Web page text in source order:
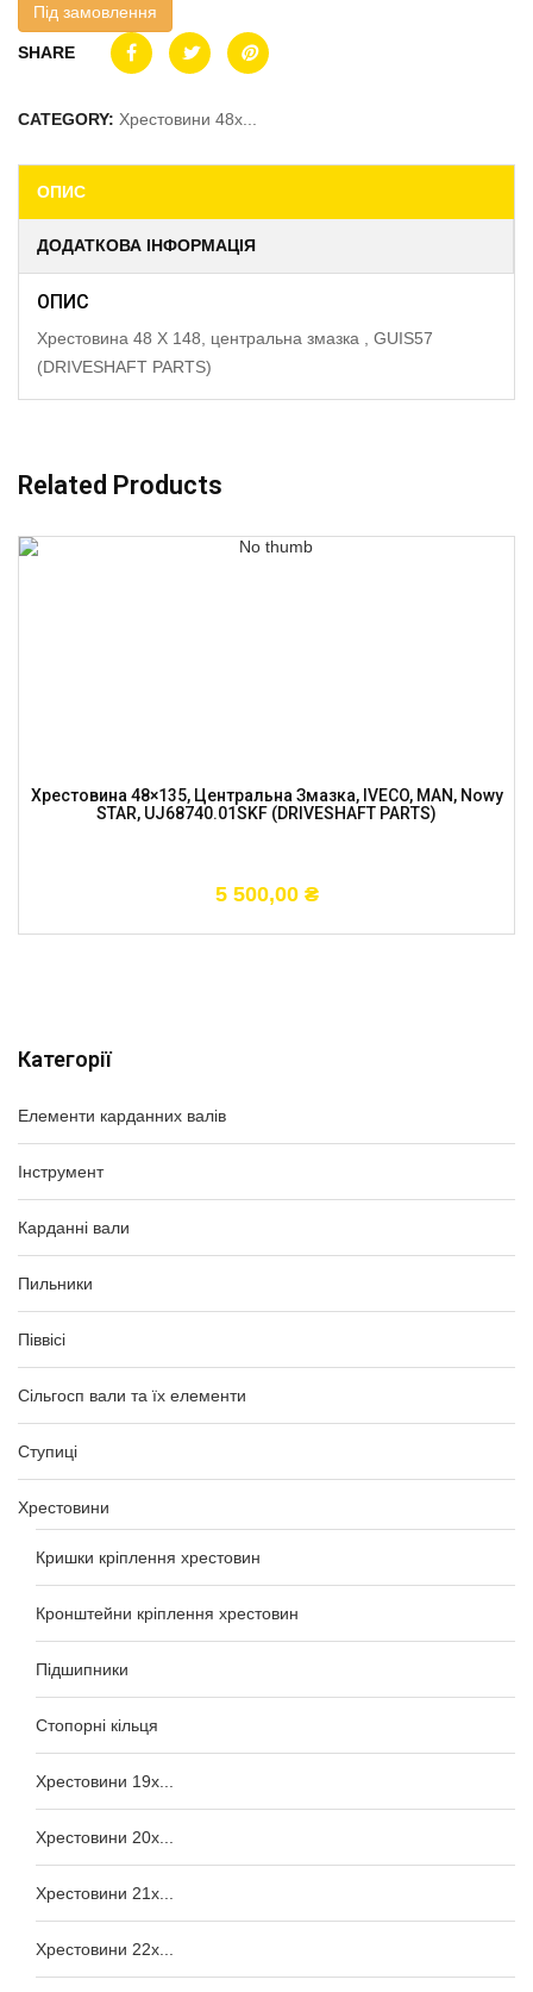
Категорії
Елементи карданних валів
Інструмент
Карданні вали
Пильники
Піввісі
Сільгосп вали та їх елементи
Ступиці
Хрестовини
Кришки кріплення хрестовин
Кронштейни кріплення хрестовин
Підшипники
Стопорні кільця
Хрестовини 19x...
Хрестовини 20x...
Хрестовини 21x...
Хрестовини 22x...
Під замовлення
SHARE
CATEGORY: Хрестовини 48x...
ОПИС
ДОДАТКОВА ІНФОРМАЦІЯ
ОПИС
Хрестовина 48 X 148, центральна змазка , GUIS57
(DRIVESHAFT PARTS)
Related Products
Хрестовина 48×135, Центральна Змазка, IVECO, MAN, Nowy
STAR, UJ68740.01SKF (DRIVESHAFT PARTS)
5 500,00 ₴